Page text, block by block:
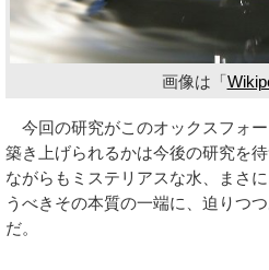
画像は「
今回の研究がこのオックスフォ
築き上げられるかは今後の研究を
ながらもミステリアスな水、まさ
うべきその本質の一端に、迫りつ
だ。